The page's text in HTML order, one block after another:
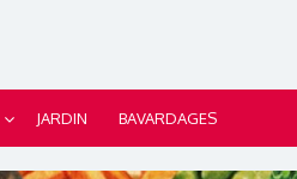
JARDIN BAVARDAGES